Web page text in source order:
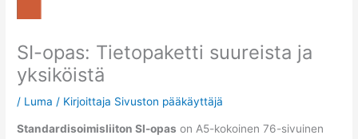
SI-opas: Tietopaketti suureista ja
yksiköistä
/ Luma / Kirjoittaja Sivuston pääkäyttäjä
Standardisoimisliiton SI-opas on A5-kokoinen 76-sivuinen